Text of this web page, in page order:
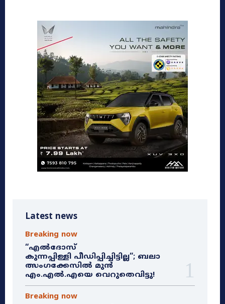
Latest news
Breaking now
“എൽദോസ്
കുന്നപ്പിള്ളി പീഡിപ്പിച്ചിട്ടില്ല”; ബലാ
ത്സംഗക്കേസിൽ മുൻ
എം.എൽ.എയെ വെറുതെവിട്ടു!
Breaking now